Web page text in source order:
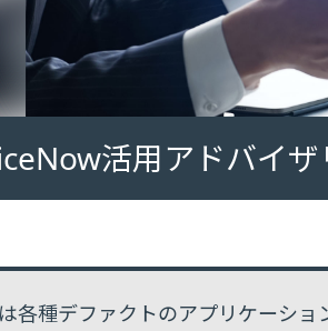
活用アドバイザ
各種デファクトのアプリケーシ